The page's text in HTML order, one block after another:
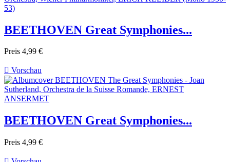
BEETHOVEN Great Symphonies...
Preis 4,99 €
 Vorschau
BEETHOVEN Great Symphonies...
Preis 4,99 €